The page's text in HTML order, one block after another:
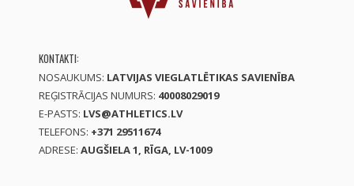
KONTAKTI:
NOSAUKUMS: LATVIJAS VIEGLATLĒTIKAS SAVIENĪBA
REĢISTRĀCIJAS NUMURS: 40008029019
E-PASTS: LVS@ATHLETICS.LV
TELEFONS: +371 29511674
ADRESE: AUGŠIELA 1, RĪGA, LV-1009